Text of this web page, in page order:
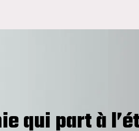
qui part à